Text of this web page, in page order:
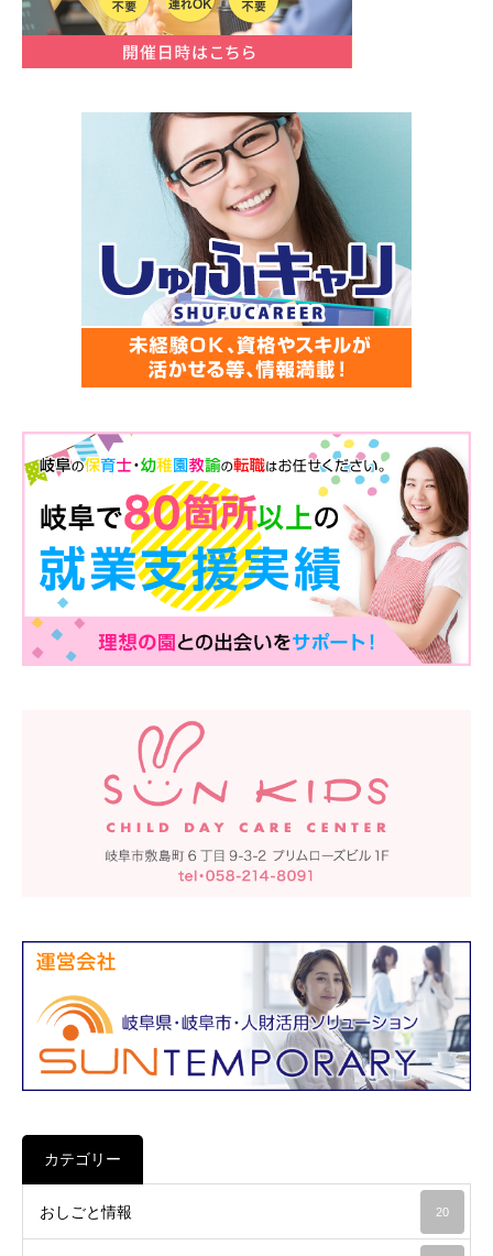
カテゴリー
おしごと情報 20